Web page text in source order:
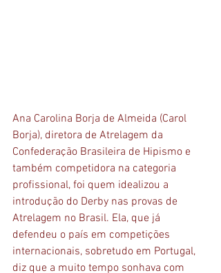
Ana Carolina Borja de Almeida (Carol
Borja), diretora de Atrelagem da
Confederação Brasileira de Hipismo e
também competidora na categoria
profissional, foi quem idealizou a
introdução do Derby nas provas de
Atrelagem no Brasil. Ela, que já
defendeu o país em competições
internacionais, sobretudo em Portugal,
diz que a muito tempo sonhava com